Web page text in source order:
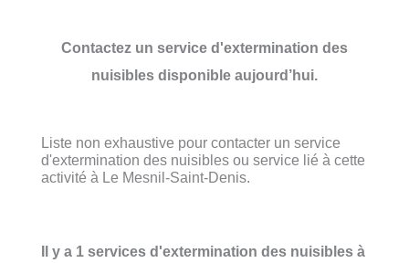
Contactez un service d'extermination des
nuisibles disponible aujourd’hui.
Liste non exhaustive pour contacter un service
d'extermination des nuisibles ou service lié à cette
activité à Le Mesnil-Saint-Denis.
Il y a 1 services d'extermination des nuisibles à